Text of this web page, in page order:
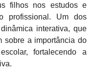
filhos nos estudos e
profissional. Um dos
interativa, que
sobre a importância do
fortalecendo a